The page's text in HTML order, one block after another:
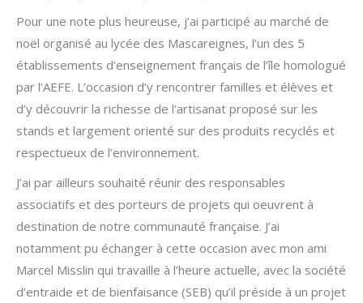
Pour une note plus heureuse, j’ai participé au marché de
noël organisé au lycée des Mascareignes, l’un des 5
établissements d’enseignement français de l’île homologué
par l’AEFE. L’occasion d’y rencontrer familles et élèves et
d’y découvrir la richesse de l’artisanat proposé sur les
stands et largement orienté sur des produits recyclés et
respectueux de l’environnement.
J’ai par ailleurs souhaité réunir des responsables
associatifs et des porteurs de projets qui oeuvrent à
destination de notre communauté française. J’ai
notamment pu échanger à cette occasion avec mon ami
Marcel Misslin qui travaille à l’heure actuelle, avec la société
d’entraide et de bienfaisance (SEB) qu’il préside à un projet